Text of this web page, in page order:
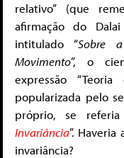
relativo” (que
afirmação do
intitulado “Sobre
Movimento”, o
expressão
popularizada pelo
próprio, se
Invariância”.
invariância?